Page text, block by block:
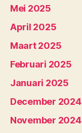
Mei 2025
April 2025
Maart 2025
Februari 2025
Januari 2025
December 2024
November 2024